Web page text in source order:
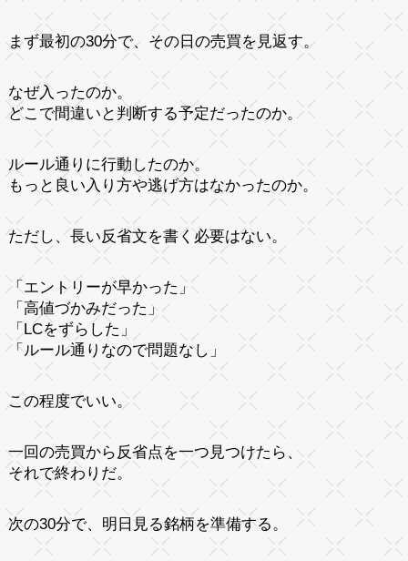
まず最初の30分で、その日の売買を見返す。
なぜ入ったのか。
どこで間違いと判断する予定だったのか。
ルール通りに行動したのか。
もっと良い入り方や逃げ方はなかったのか。
ただし、長い反省文を書く必要はない。
「エントリーが早かった」
「高値づかみだった」
「LCをずらした」
「ルール通りなので問題なし」
この程度でいい。
一回の売買から反省点を一つ見つけたら、
それで終わりだ。
次の30分で、明日見る銘柄を準備する。